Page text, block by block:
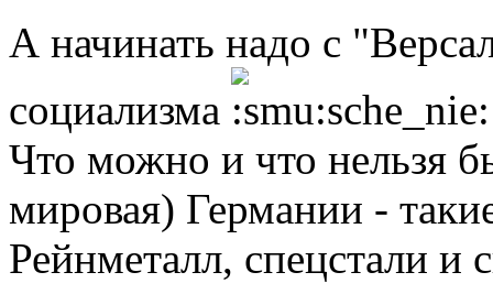
А начинать надо с
социализма
Что можно и что нельзя
мировая) Германии -
Рейнметалл, спецстали и